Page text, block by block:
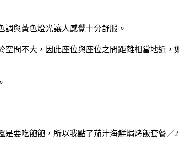
調與黃色燈光讓人感覺十分舒服。
空間不大，因此座位與座位之間距離相當地近
是要吃飽飽，所以我點了茄汁海鮮焗烤飯套餐